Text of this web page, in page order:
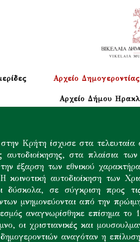
Αρχείο Δημογεροντίας
Αρχείο Δήμου
Κρήτη ίσχυσε στα τελευταία
αυτοδιοίκησης, στα πλαίσια
έξαρση των εθνικού
αυτοδιοίκηση των
δύσκολα, σε σύγκριση προς
μνημονεύονται από την
αναγνωρίσθηκε επίσημα
οι χριστιανικές και
αναγόταν η